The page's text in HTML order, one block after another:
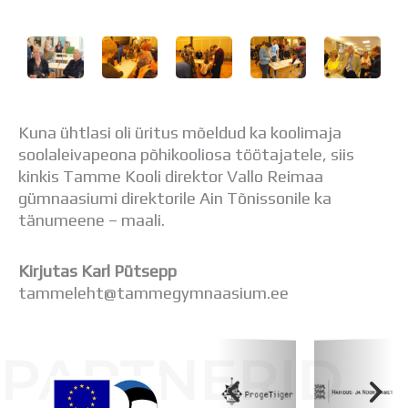
Kuna ühtlasi oli üritus mõeldud ka koolimaja
soolaleivapeona põhikooliosa töötajatele, siis
kinkis Tamme Kooli direktor Vallo Reimaa
gümnaasiumi direktorile Ain Tõnissonile ka
tänumeene – maali.
Kirjutas Karl Pütsepp
tammeleht@tammegymnaasium.ee
PARTNERID